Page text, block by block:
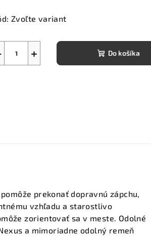
Zvoľte variant
+ Do košíka
prekonať dopravnú zápchu,
vzhľadu a starostlivo
zorientovať sa v meste. Odolné
a mimoriadne odolný remeň